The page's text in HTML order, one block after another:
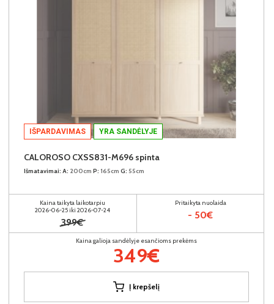
IŠPARDAVIMAS YRA SANDĖLYJE
CALOROSO CXSS831-M696 spinta
Išmatavimai: A: 200cm P: 165cm G: 55cm
Kaina taikyta laikotarpiu
2026-06-25 iki 2026-07-24
399€
Pritaikyta nuolaida
- 50€
Kaina galioja sandėlyje esančioms prekėms
349€
Į krepšelį